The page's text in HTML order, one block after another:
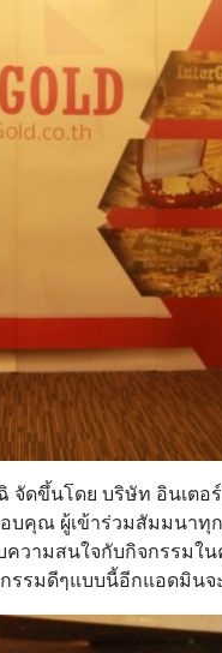
จัดขึ้นโดย บริษัท อินเต
บคุณ ผู้เข้าร่วมสัมมนาทุ
ความสนใจกับกิจกรรม
รรมดีๆแบบนี้อีกแอดมิน